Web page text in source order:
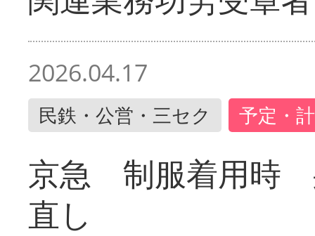
2026.04.17
民鉄・公営・三セク 予定・
京急 制服着用時
直し